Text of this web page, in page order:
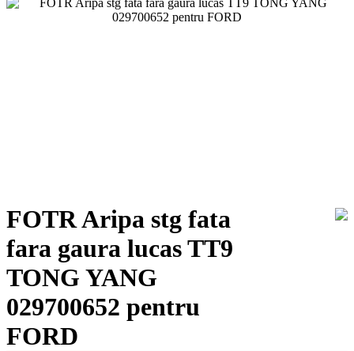
FOTR Aripa stg fata
fara gaura lucas TT9
TONG YANG
029700652 pentru
FORD